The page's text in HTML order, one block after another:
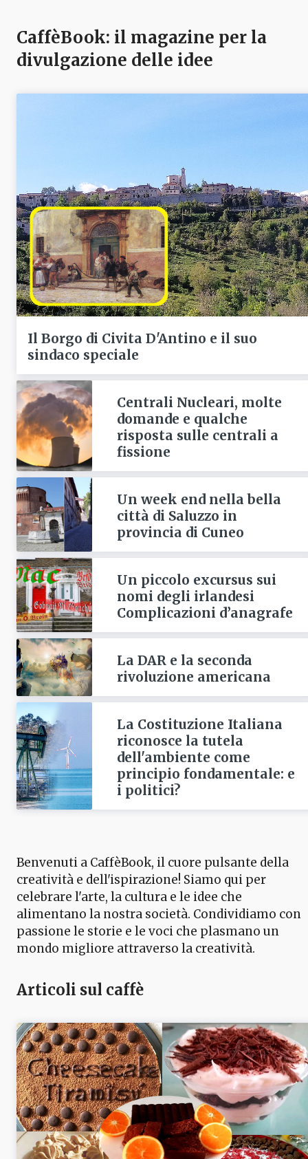
CaffèBook: il magazine per la
divulgazione delle idee
Il Borgo di Civita D'Antino e il suo
sindaco speciale
Centrali Nucleari, molte
domande e qualche
risposta sulle centrali a
fissione
Un week end nella bella
città di Saluzzo in
provincia di Cuneo
Un piccolo excursus sui
nomi degli irlandesi
Complicazioni d’anagrafe
La DAR e la seconda
rivoluzione americana
La Costituzione Italiana
riconosce la tutela
dell'ambiente come
principio fondamentale: e
i politici?
Benvenuti a CaffèBook, il cuore pulsante della
creatività e dell'ispirazione! Siamo qui per
celebrare l'arte, la cultura e le idee che
alimentano la nostra società. Condividiamo con
passione le storie e le voci che plasmano un
mondo migliore attraverso la creatività.
Articoli sul caffè